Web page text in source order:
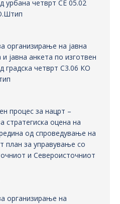
урбана четврт СЕ 05.02
организирање на јавна
и јавна анкета по изготвен
градска четврт С3.06 КО
процес за нацрт –
стратегиска оцена на
од спроведување на
план за управување со
и Североисточниот
организирање на